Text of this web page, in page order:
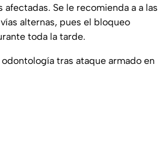
Se le recomienda a a las
alternas, pues el bloqueo
toda la tarde.
tras ataque armado en